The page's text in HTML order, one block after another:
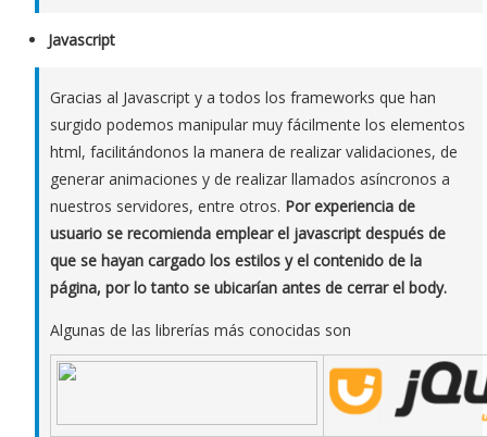
Javascript
Gracias al Javascript y a todos los frameworks que han
surgido podemos manipular muy fácilmente los elementos
html, facilitándonos la manera de realizar validaciones, de
generar animaciones y de realizar llamados asíncronos a
nuestros servidores, entre otros. Por experiencia de
usuario se recomienda emplear el javascript después de
que se hayan cargado los estilos y el contenido de la
página, por lo tanto se ubicarían antes de cerrar el body.
Algunas de las librerías más conocidas son